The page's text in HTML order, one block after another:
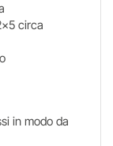
circa
in modo da